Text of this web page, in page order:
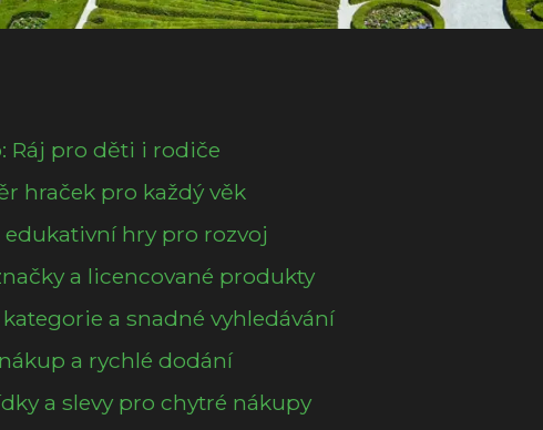
Ráj pro děti i rodiče
hraček pro každý věk
edukativní hry pro rozvoj
a licencované produkty
a snadné vyhledávání
a rychlé dodání
a slevy pro chytré nákupy